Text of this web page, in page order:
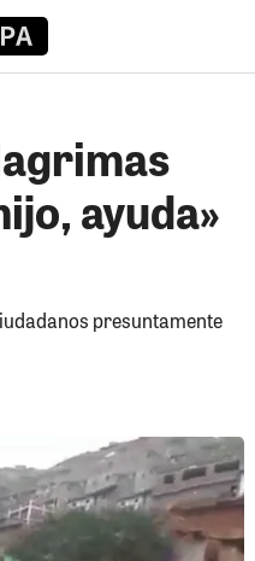
ayuda»
presuntamente